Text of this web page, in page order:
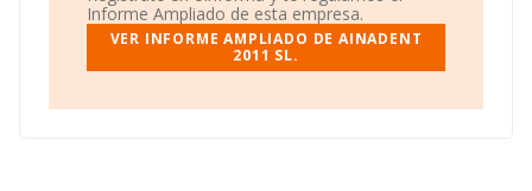
Informe Ampliado de esta empresa.
VER INFORME AMPLIADO DE AINADENT
2011 SL.